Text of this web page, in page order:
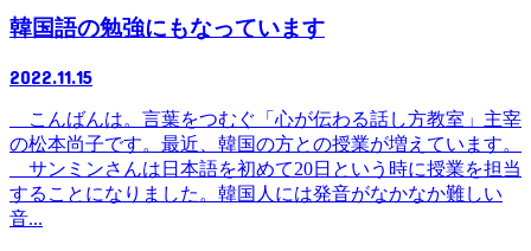
韓国語の勉強にもなっています
2022.11.15
こんばんは。言葉をつむぐ「心が伝わる話し方教室」主宰
の松本尚子です。最近、韓国の方との授業が増えています。
サンミンさんは日本語を初めて20日という時に授業を担当
することになりました。韓国人には発音がなかなか難しい
音...